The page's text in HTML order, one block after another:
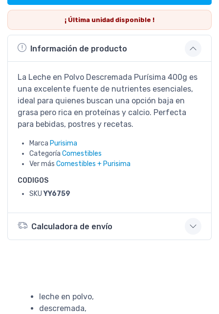
¡ Última unidad disponible !
Información de producto
La Leche en Polvo Descremada Purísima 400g es
una excelente fuente de nutrientes esenciales,
ideal para quienes buscan una opción baja en
grasa pero rica en proteínas y calcio. Perfecta
para bebidas, postres y recetas.
Marca Purisima
Categoría Comestibles
Ver más Comestibles + Purisima
CODIGOS
SKUYY6759
Calculadora de envío
leche en polvo,
descremada,